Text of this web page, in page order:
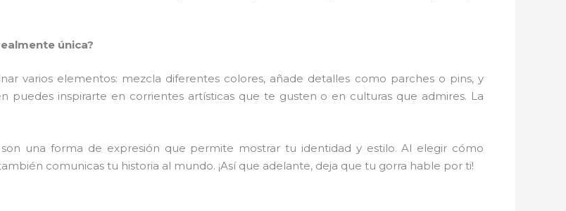
única?
varios elementos: mezcla diferentes colores, añade detalles como parches o pins, y
puedes inspirarte en corrientes artísticas que te gusten o en culturas que admires. La
una forma de expresión que permite mostrar tu identidad y estilo. Al elegir cómo
comunicas tu historia al mundo. ¡Así que adelante, deja que tu gorra hable por ti!